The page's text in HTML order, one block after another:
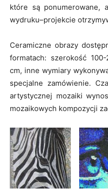
które są ponumerowane,
wydruku–projekcie
Ceramiczne obrazy
formatach: szerokość
cm, inne wymiary
specjalne zamówienie.
artystycznej mozaiki
mozaikowych kompozycji